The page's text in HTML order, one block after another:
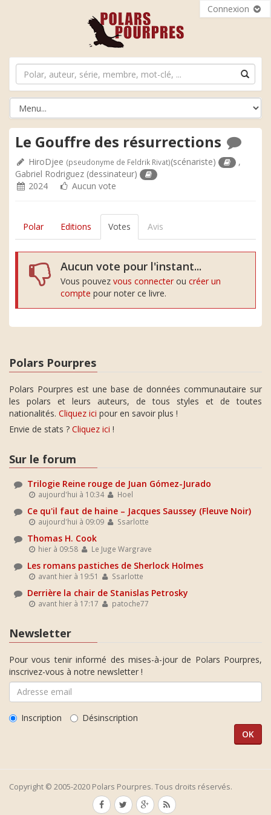
Connexion
Le Gouffre des résurrections
HiroDjee (pseudonyme de Feldrik Rivat)(scénariste)
,
Gabriel Rodriguez (dessinateur)
2024
Aucun vote
Polar Editions Votes Avis
Aucun vote pour l'instant...
Vous pouvez vous connecter ou créer un
compte pour noter ce livre.
Polars Pourpres
Polars Pourpres est une base de données communautaire sur
les polars et leurs auteurs, de tous styles et de toutes
nationalités. Cliquez ici pour en savoir plus !
Envie de stats ? Cliquez ici !
Sur le forum
Trilogie Reine rouge de Juan Gómez-Jurado
aujourd'hui à 10:34 Hoel
Ce qu'il faut de haine – Jacques Saussey (Fleuve Noir)
aujourd'hui à 09:09 Ssarlotte
Thomas H. Cook
hier à 09:58 Le Juge Wargrave
Les romans pastiches de Sherlock Holmes
avant hier à 19:51 Ssarlotte
Derrière la chair de Stanislas Petrosky
avant hier à 17:17 patoche77
Newsletter
Pour vous tenir informé des mises-à-jour de Polars Pourpres,
inscrivez-vous à notre newsletter !
Inscription Désinscription
Copyright © 2005-2020 Polars Pourpres. Tous droits réservés.